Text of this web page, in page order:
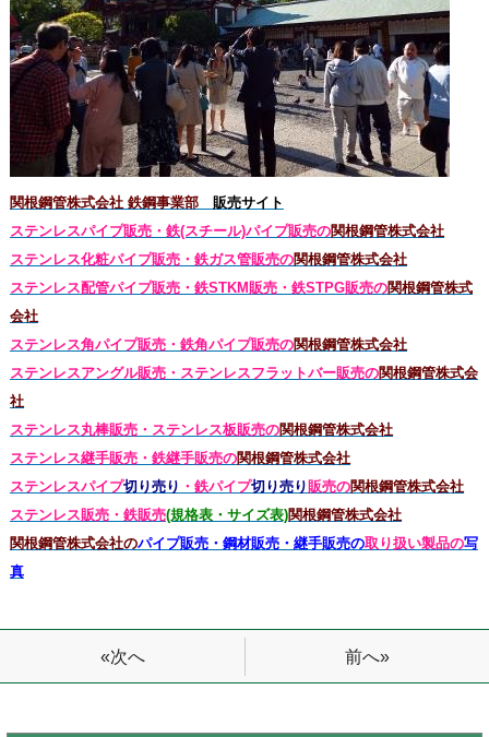
関根鋼管株式会社 鉄鋼事業部 販売サイト
ステンレスパイプ販売・鉄(スチール)パイプ販売の関根鋼管株式会社
ステンレス化粧パイプ販売・鉄ガス管販売の関根鋼管株式会社
ステンレス配管パイプ販売・鉄STKM販売・鉄STPG販売の関根鋼管株式
会社
ステンレス角パイプ販売・鉄角パイプ販売の関根鋼管株式会社
ステンレスアングル販売・ ステンレスフラットバー販売の関根鋼管株式会
社
ステンレス丸棒販売・ ステンレス板販売の関根鋼管株式会社
ステンレス継手販売・鉄継手販売の関根鋼管株式会社
ステンレスパイプ切り売り ・鉄パイプ切り売り 販売の関根鋼管株式会社
ステンレス販売・鉄販売(規格表・サイズ表)関根鋼管株式会社
関根鋼管株式会社のパイプ販売・鋼材販売・継手販売の取り扱い製品の写
真
«次へ 前へ»